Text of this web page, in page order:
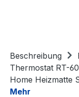
Beschreibung
Thermostat RT-
Home Heizmatte
Mehr